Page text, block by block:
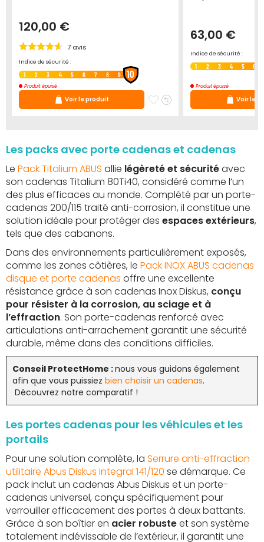
120,00 €
7 avis
Indice de sécurité :
1 2 3 4 5 6 7 8 9 10
Produit épuisé
Voir le produit
AjouterAjouter
63,00 €
Indice de sécurité :
1 2 3 4 5 6
Produit épuisé
Voir le
Les packs avec porte cadenas et cadenas
Le Pack Titalium ABUS allie légèreté et sécuritéavec
son cadenas Titalium 80Ti40, considéré comme l’un
des plus efficaces au monde. Complété par un porte-
cadenas 200/115 traité anti-corrosion, il constitue une
solution idéale pour protéger des espaces extérieurs,
tels que des cabanons.
Dans des environnements particulièrement exposés,
comme les zones côtières, le Pack INOX ABUS cadenas
disque et porte cadenas offre une excellente
résistance grâce à son cadenas Inox Diskus, conçu
pour résister à la corrosion, au sciage et à
l’effraction. Son porte-cadenas renforcé avec
articulations anti-arrachement garantit une sécurité
durable, même dans des conditions difficiles.
Conseil ProtectHome :nous vous guidons également
afin que vous puissiez bien choisir un cadenas.
Découvrez notre comparatif !
Les portes cadenas pour les véhicules et les
portails
Pour une solution complète, la Serrure anti-effraction
utilitaire Abus Diskus Integral 141/120 se démarque. Ce
pack inclut un cadenas Abus Diskus et un porte-
cadenas universel, conçu spécifiquement pour
verrouiller efficacement des portes à deux battants.
Grâce à son boîtier en acier robusteet son système
totalement indévissable de l’extérieur, il garantit une